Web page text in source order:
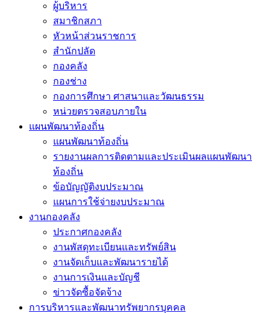
ผู้บริหาร
สมาชิกสภา
หัวหน้าส่วนราชการ
สำนักปลัด
กองคลัง
กองช่าง
กองการศึกษา ศาสนาและวัฒนธรรม
หน่วยตรวจสอบภายใน
แผนพัฒนาท้องถิ่น
แผนพัฒนาท้องถิ่น
รายงานผลการติดตามและประเมินผลแผนพัฒนา
ท้องถิ่น
ข้อบัญญัติงบประมาณ
แผนการใช้จ่ายงบประมาณ
งานกองคลัง
ประกาศกองคลัง
งานพัสดุทะเบียนและทรัพย์สิน
งานจัดเก็บและพัฒนารายได้
งานการเงินและบัญชี
ข่าวจัดซื้อจัดจ้าง
การบริหารและพัฒนาทรัพยากรบุคคล